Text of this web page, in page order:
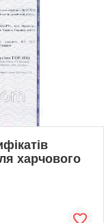
харчового